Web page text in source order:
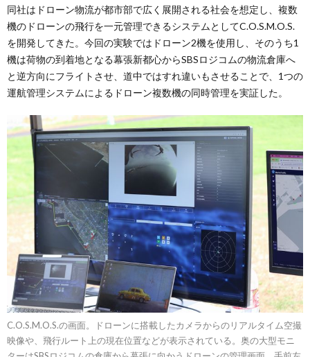
同社はドローン物流が都市部で広く展開される社会を想定し、複数
機のドローンの飛行を一元管理できるシステムとしてC.O.S.M.O.S.
を開発してきた。今回の実験ではドローン2機を使用し、そのうち1
機は荷物の到着地となる幕張新都心からSBSロジコムの物流倉庫へ
と逆方向にフライトさせ、道中ではすれ違いもさせることで、1つの
運航管理システムによるドローン複数機の同時管理を実証した。
C.O.S.M.O.S.の画面。ドローンに搭載したカメラからのリアルタイム空撮
映像や、飛行ルート上の現在位置などが表示されている。奥の大型モニ